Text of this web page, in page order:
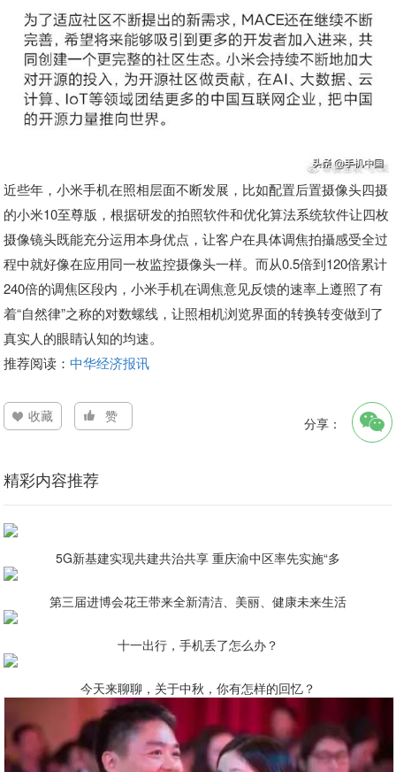
近些年，小米手机在照相层面不断发展，比如配置后置摄像头四摄
的小米10至尊版，根据研发的拍照软件和优化算法系统软件让四枚
摄像镜头既能充分运用本身优点，让客户在具体调焦拍攝感受全过
程中就好像在应用同一枚监控摄像头一样。而从0.5倍到120倍累计
240倍的调焦区段内，小米手机在调焦意见反馈的速率上遵照了有
着“自然律”之称的对数螺线，让照相机浏览界面的转换转变做到了
真实人的眼睛认知的均速。
推荐阅读：中华经济报讯
收藏 赞 分享：
精彩内容推荐
5G新基建实现共建共治共享 重庆渝中区率先实施“多
第三届进博会花王带来全新清洁、美丽、健康未来生活
十一出行，手机丢了怎么办？
今天来聊聊，关于中秋，你有怎样的回忆？